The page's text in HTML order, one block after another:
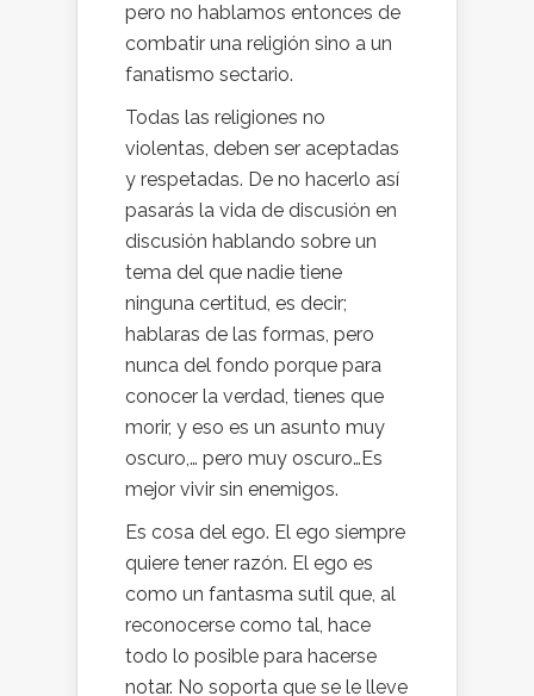
pero no hablamos entonces de
combatir una religión sino a un
fanatismo sectario.
Todas las religiones no
violentas, deben ser aceptadas
y respetadas. De no hacerlo así
pasarás la vida de discusión en
discusión hablando sobre un
tema del que nadie tiene
ninguna certitud, es decir;
hablaras de las formas, pero
nunca del fondo porque para
conocer la verdad, tienes que
morir, y eso es un asunto muy
oscuro,… pero muy oscuro…Es
mejor vivir sin enemigos.
Es cosa del ego. El ego siempre
quiere tener razón. El ego es
como un fantasma sutil que, al
reconocerse como tal, hace
todo lo posible para hacerse
notar. No soporta que se le lleve